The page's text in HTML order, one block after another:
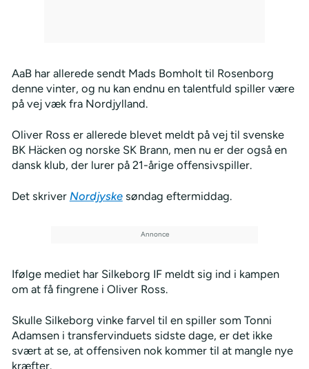
AaB har allerede sendt Mads Bomholt til Rosenborg
denne vinter, og nu kan endnu en talentfuld spiller være
på vej væk fra Nordjylland.
Oliver Ross er allerede blevet meldt på vej til svenske
BK Häcken og norske SK Brann, men nu er der også en
dansk klub, der lurer på 21-årige offensivspiller.
Det skriver Nordjyskesøndag eftermiddag.
Ifølge mediet har Silkeborg IF meldt sig ind i kampen
om at få fingrene i Oliver Ross.
Skulle Silkeborg vinke farvel til en spiller som Tonni
Adamsen i transfervinduets sidste dage, er det ikke
svært at se, at offensiven nok kommer til at mangle nye
kræfter.